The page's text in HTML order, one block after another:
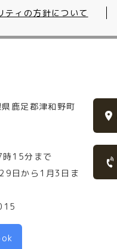
ティの方針について
県鹿足郡津和野町
15分まで
日から1月3日ま